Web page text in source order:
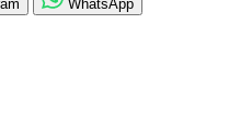
WhatsApp